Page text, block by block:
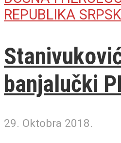
REPUBLIKA
banjalučki
29. Oktobra 2018.